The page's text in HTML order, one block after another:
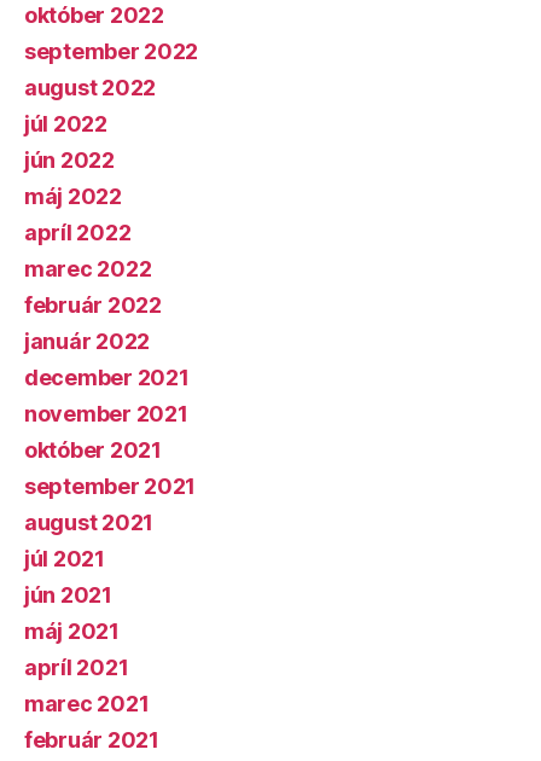
október 2022
september 2022
august 2022
júl 2022
jún 2022
máj 2022
apríl 2022
marec 2022
február 2022
január 2022
december 2021
november 2021
október 2021
september 2021
august 2021
júl 2021
jún 2021
máj 2021
apríl 2021
marec 2021
február 2021